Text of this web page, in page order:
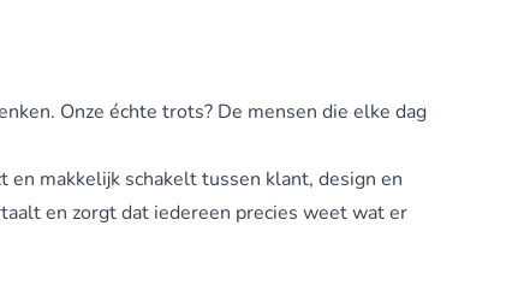
Onze échte trots? De mensen die elke dag
makkelijk schakelt tussen klant, design en
en zorgt dat iedereen precies weet wat er